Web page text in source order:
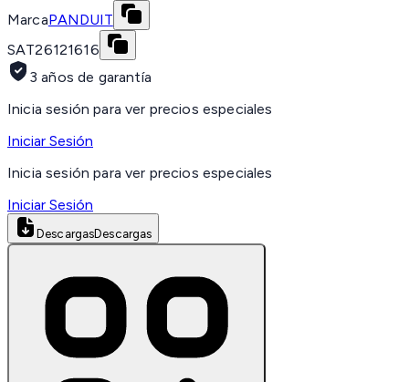
MarcaPANDUIT
SAT26121616
3 años de garantía
Inicia sesión para ver precios especiales
Iniciar Sesión
Inicia sesión para ver precios especiales
Iniciar Sesión
DescargasDescargas